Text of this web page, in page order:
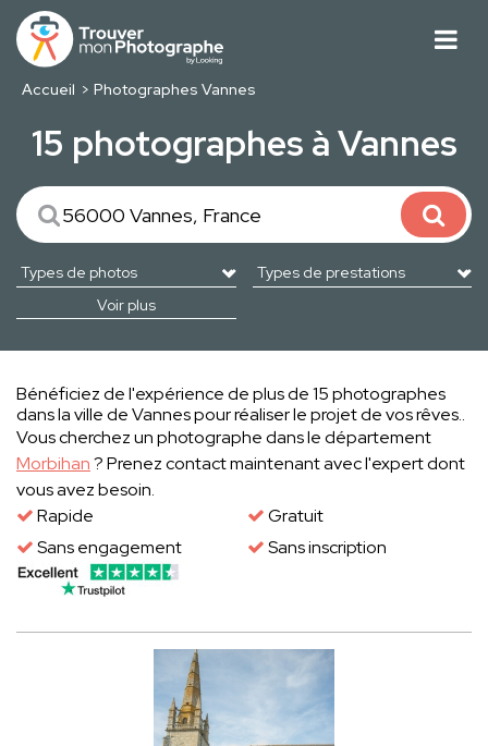
Accueil Photographes Vannes
15 photographes à Vannes
Voir plus
Bénéficiez de l'expérience de plus de 15 photographes
dans la ville de Vannes pour réaliser le projet de vos rêves..
Vous cherchez un photographe dans le département
Morbihan? Prenez contact maintenant avec l'expert dont
vous avez besoin.
Rapide
Gratuit
Sans engagement
Sans inscription